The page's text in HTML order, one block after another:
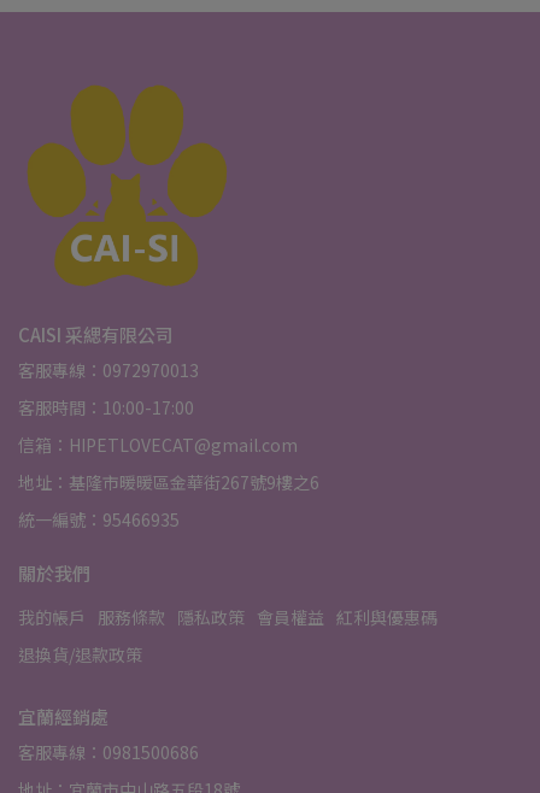
CAISI 采緦有限公司
客服專線：0972970013
客服時間：10:00-17:00
信箱：HIPETLOVECAT@gmail.com
地址：基隆市暖暖區金華街267號9樓之6
統一編號：95466935
關於我們
我的帳戶 服務條款 隱私政策 會員權益 紅利與優惠碼
退換貨/退款政策
宜蘭經銷處
客服專線：0981500686